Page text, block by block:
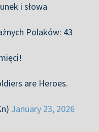
i słowa
Polaków: 43
are Heroes.
January 23, 2026